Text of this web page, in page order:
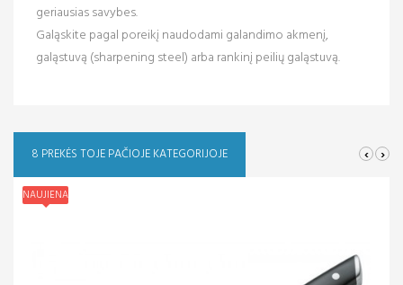
geriausias savybes.
Galąskite pagal poreikį naudodami galandimo akmenį,
galąstuvą (sharpening steel) arba rankinį peilių galąstuvą.
8 PREKĖS TOJE PAČIOJE KATEGORIJOJE ‹ ›
NAUJIENA